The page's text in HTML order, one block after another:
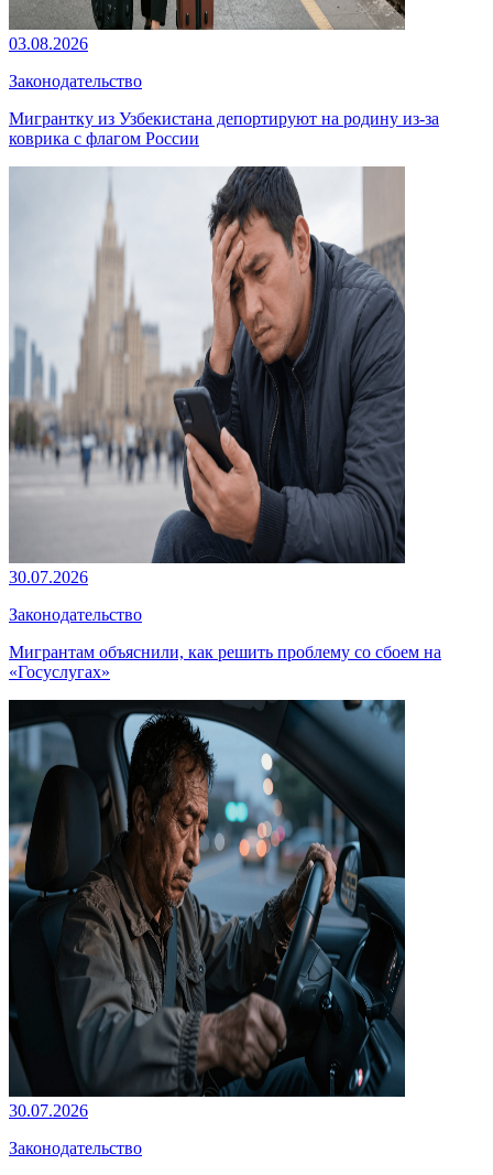
03.08.2026
Законодательство
Мигрантку из Узбекистана депортируют на родину из-за
коврика с флагом России
30.07.2026
Законодательство
Мигрантам объяснили, как решить проблему со сбоем на
«Госуслугах»
30.07.2026
Законодательство